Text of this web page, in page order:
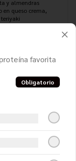
y almendras
en queso crema,
favorita
Obligatorio